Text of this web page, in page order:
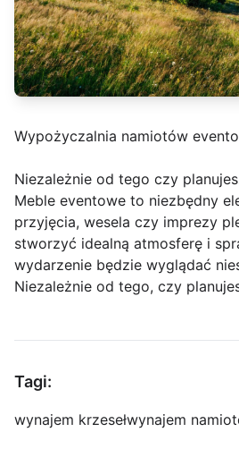
Wypożyczalnia namiotów
Niezależnie od tego czy
Meble eventowe to niezbędny
przyjęcia, wesela czy imprezy
stworzyć idealną atmosferę i
wydarzenie będzie wyglądać
Niezależnie od tego, czy
Tagi:
wynajem krzesełwynajem